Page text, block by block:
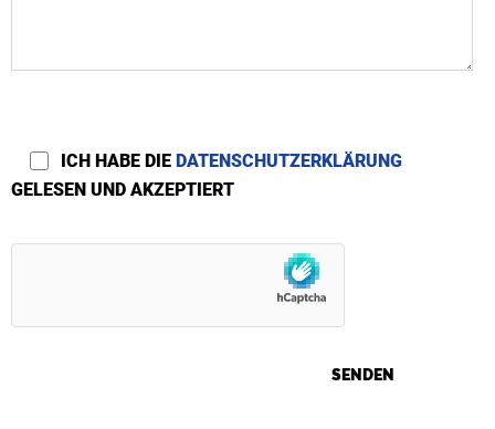
ICH HABE DIE DATENSCHUTZERKLÄRUNG
GELESEN UND AKZEPTIERT